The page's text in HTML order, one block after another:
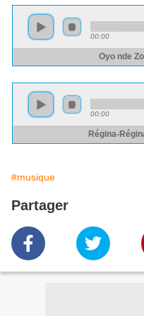
#musique
Partager